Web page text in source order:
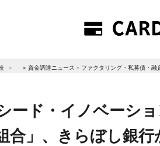
» 資金調達ニュース - ファクタリング・私募債・融
ード・イノベーシ
合」、きらぼし銀